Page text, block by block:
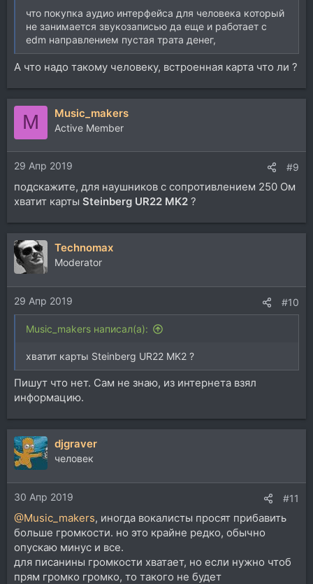
что покупка аудио интерфейса для человека который
не занимается звукозаписью да еще и работает с
edm направлением пустая трата денег,
А что надо такому человеку, встроенная карта что ли ?
M Music_makers
Active Member
29 Апр 2019 #9
подскажите, для наушников с сопротивлением 250 Ом
хватит карты Steinberg UR22 MK2 ?
Technomax
Moderator
29 Апр 2019 #10
Music_makers написал(а):
хватит карты Steinberg UR22 MK2 ?
Пишут что нет. Сам не знаю, из интернета взял
информацию.
djgraver
человек
30 Апр 2019 #11
@Music_makers, иногда вокалисты просят прибавить
больше громкости. но это крайне редко, обычно
опускаю минус и все.
для писанины громкости хватает, но если нужно чтоб
прям громко громко, то такого не будет